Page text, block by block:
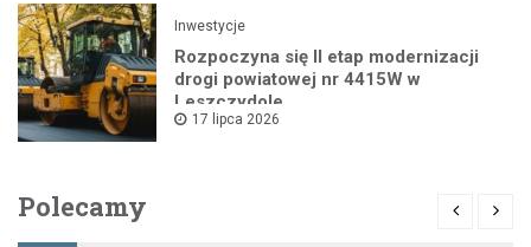
Inwestycje
Rozpoczyna się II etap modernizacji
drogi powiatowej nr 4415W w
Leszczydole
17 lipca 2026
Polecamy